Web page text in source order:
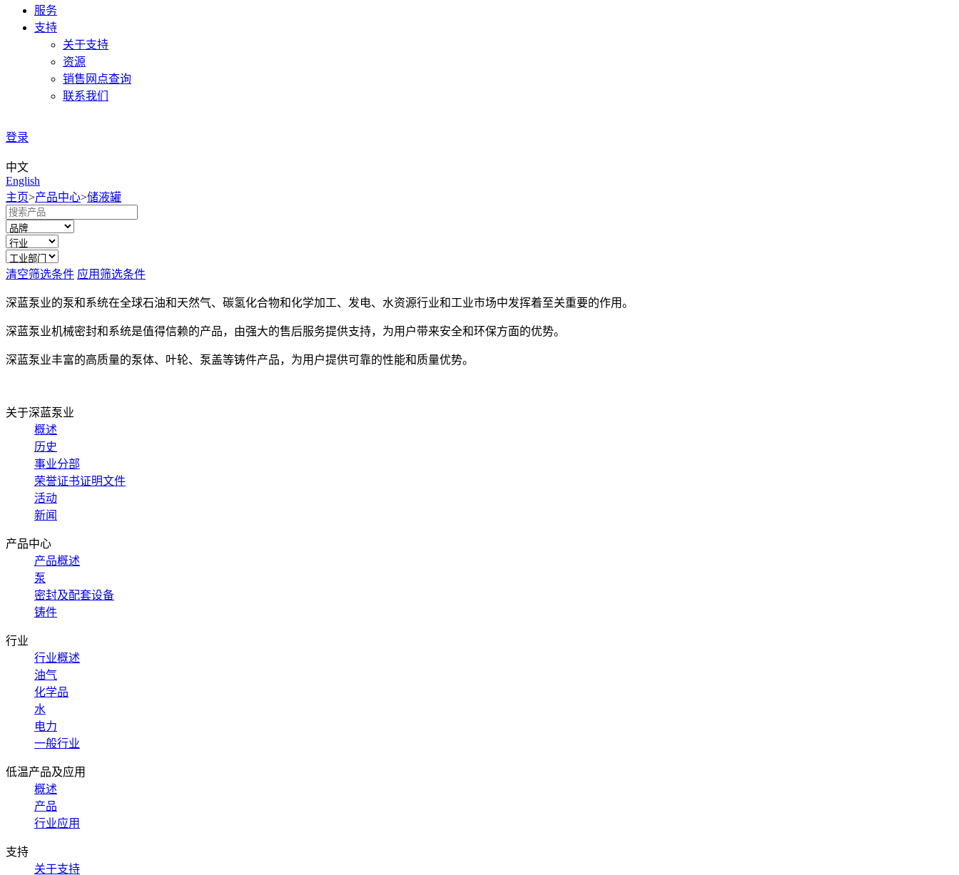
服务
支持
关于支持
资源
销售网点查询
联系我们
登录
中文
English
主页>产品中心>储液罐
清空筛选条件 应用筛选条件
深蓝泵业的泵和系统在全球石油和天然气、碳氢化合物和化学加工、发电、水资源行业和工业市场中发挥着至关重要的作用。
深蓝泵业机械密封和系统是值得信赖的产品，由强大的售后服务提供支持，为用户带来安全和环保方面的优势。
深蓝泵业丰富的高质量的泵体、叶轮、泵盖等铸件产品，为用户提供可靠的性能和质量优势。
关于深蓝泵业
概述
历史
事业分部
荣誉证书证明文件
活动
新闻
产品中心
产品概述
泵
密封及配套设备
铸件
行业
行业概述
油气
化学品
水
电力
一般行业
低温产品及应用
概述
产品
行业应用
支持
关于支持